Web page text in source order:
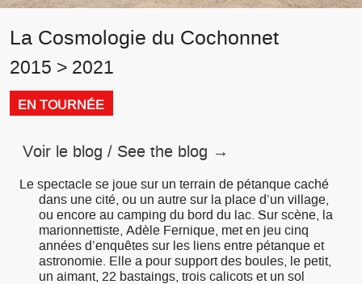
La Cosmologie du Cochonnet
2015 > 2021
EN TOURNÉE
Voir le blog / See the blog →
Le spectacle se joue sur un terrain de pétanque caché
dans une cité, ou un autre sur la place d’un village,
ou encore au camping du bord du lac. Sur scène, la
marionnettiste, Adèle Fernique, met en jeu cinq
années d’enquêtes sur les liens entre pétanque et
astronomie. Elle a pour support des boules, le petit,
un aimant, 22 bastaings, trois calicots et un sol